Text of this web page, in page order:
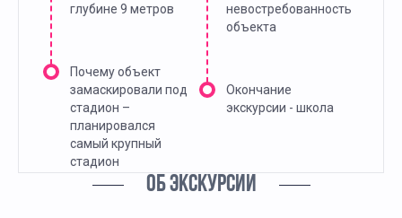
глубине 9 метров
Почему объект
замаскировали под
стадион –
планировался
самый крупный
стадион
невостребованность
объекта
Окончание
экскурсии - школа
ОБ ЭКСКУРСИИ